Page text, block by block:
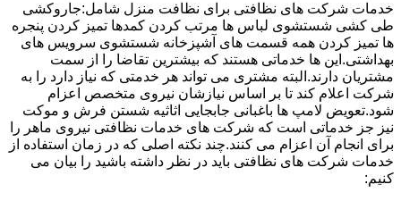
خدمات شرکت های نظافتی برای نظافت منزل شامل:جاروکشی
طی کشی شستشوی لباس ها مرتب کردن کمدها تمیز کردن پنجره
ها تمیز کردن همه قسمت های آشپزخانه شستشوی سرویس های
بهداشتی.این ها خدماتی هستند که بیشترین تقاضا را از سمت
مشتریان دارند.البته مشتری می تواند هر خدمتی که نیاز دارد را به
شرکت اعلام کند تا بر اساس نیازشان نیروی متخصص اعزام
شود.تعویض لامپ ها باغبانی جابجایی اثاثیه شستن فرش و موکت
نیز جز خدماتی است که شرکت های خدمات نظافتی نیروی ماهر را
برای انجام آن اعزام می کنند.چند نکته اصلی که در زمان استفاده از
خدمات شرکت های نظافتی باید در نظر داشته باشید را بیان می
کنیم: